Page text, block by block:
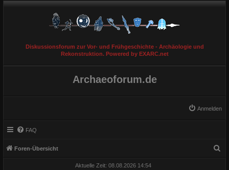
Diskussionsforum zur Vor- und Frühgeschichte - Archäologie und
Rekonstruktion. Powered by EXARC.net
Archaeoforum.de
Anmelden
FAQ
Foren-Übersicht
Aktuelle Zeit: 08.08.2026 14:54